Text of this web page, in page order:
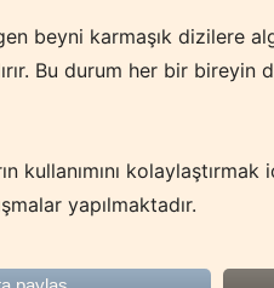
beyni karmaşık dizilere
Bu durum her bir bireyin
kullanımını
yapılmaktadır.